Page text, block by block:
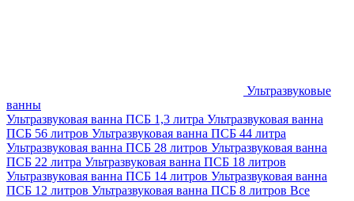
Ультразвуковые
ванны
Ультразвуковая ванна ПСБ 1,3 литра Ультразвуковая ванна
ПСБ 56 литров Ультразвуковая ванна ПСБ 44 литра
Ультразвуковая ванна ПСБ 28 литров Ультразвуковая ванна
ПСБ 22 литра Ультразвуковая ванна ПСБ 18 литров
Ультразвуковая ванна ПСБ 14 литров Ультразвуковая ванна
ПСБ 12 литров Ультразвуковая ванна ПСБ 8 литров Все